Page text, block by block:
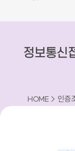
정보통신
HOME > 인증